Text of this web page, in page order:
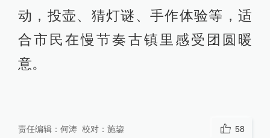
动，投壶、猜灯谜、手作体验等，适
合市民在慢节奏古镇里感受团圆暖
意。
责任编辑： 何涛 校对： 施鋆 58